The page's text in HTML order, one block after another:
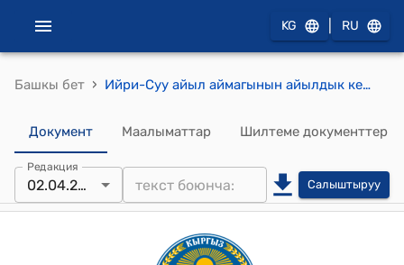
KG RU
Башкы бет › Ийри-Суу айыл аймагынын айылдык кеңешинин 2024-жылдын 2-апрели № 7 Ийри-Суу айыл аймагынын айылдык кеңешинин 2024-жылга карата түзүлгөн иш планын бекитүү жөнүндө токтому
Документ Маалыматтар Шилтеме документтер
Редакция
02.04.2024 Салыштыруу